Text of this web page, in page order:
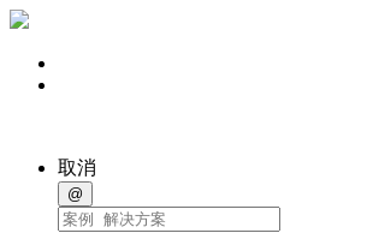
取消
@